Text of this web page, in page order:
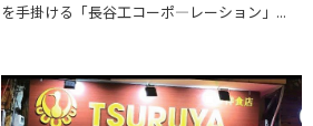
を手掛ける「長谷工コーポ―レーション」...